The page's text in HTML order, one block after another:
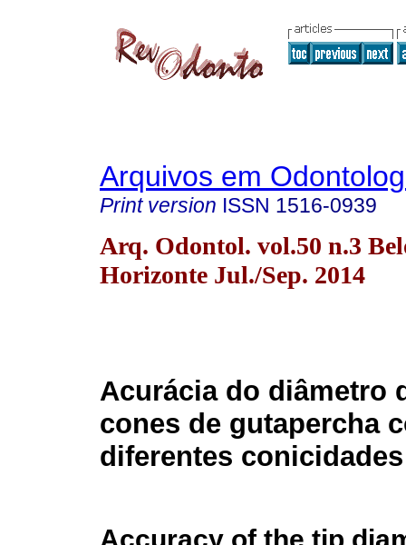
Arquivos em
Print version ISSN 1516-0939
Arq. Odontol. vol.50 n.3
Horizonte Jul./Sep. 2014
Acurácia do diâmetro
cones de gutapercha
diferentes conicidades
Accuracy of the tip